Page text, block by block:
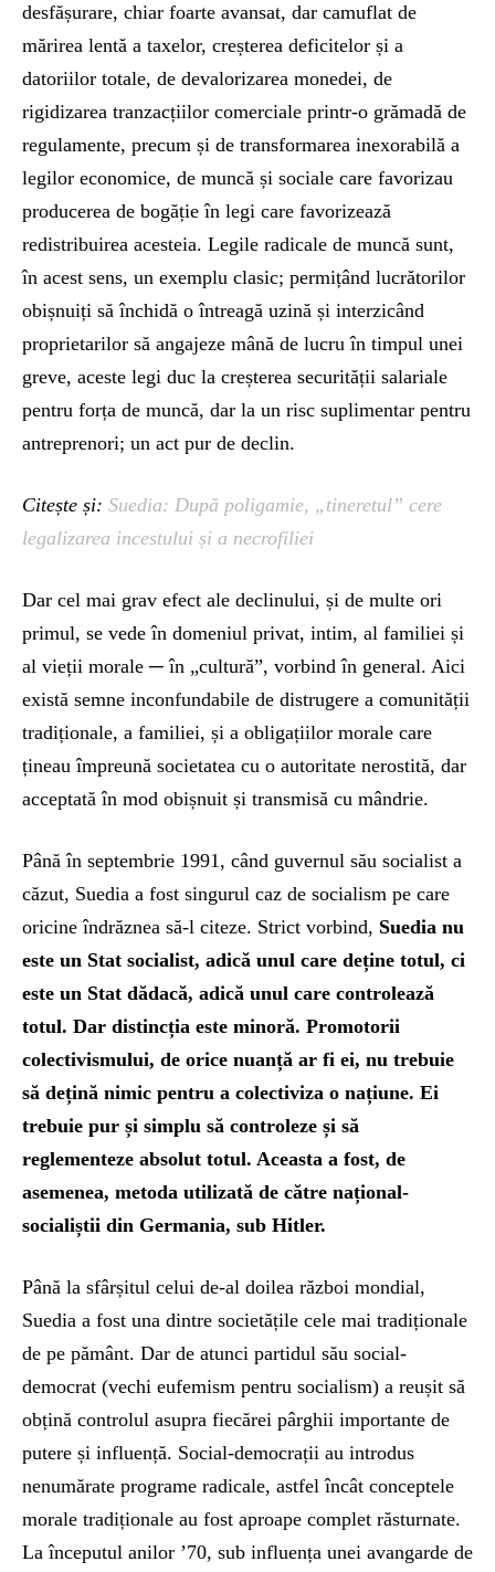
desfășurare, chiar foarte avansat, dar camuflat de
mărirea lentă a taxelor, creșterea deficitelor și a
datoriilor totale, de devalorizarea monedei, de
rigidizarea tranzacțiilor comerciale printr-o grămadă de
regulamente, precum și de transformarea inexorabilă a
legilor economice, de muncă și sociale care favorizau
producerea de bogăție în legi care favorizează
redistribuirea acesteia. Legile radicale de muncă sunt,
în acest sens, un exemplu clasic; permițând lucrătorilor
obișnuiți să închidă o întreagă uzină și interzicând
proprietarilor să angajeze mână de lucru în timpul unei
greve, aceste legi duc la creșterea securității salariale
pentru forța de muncă, dar la un risc suplimentar pentru
antreprenori; un act pur de declin.
Citește și: Suedia: După poligamie, „tineretul” cere
legalizarea incestului și a necrofiliei
Dar cel mai grav efect ale declinului, și de multe ori
primul, se vede în domeniul privat, intim, al familiei și
al vieții morale ─ în „cultură”, vorbind în general. Aici
există semne inconfundabile de distrugere a comunității
tradiționale, a familiei, și a obligațiilor morale care
țineau împreună societatea cu o autoritate nerostită, dar
acceptată în mod obișnuit și transmisă cu mândrie.
Până în septembrie 1991, când guvernul său socialist a
căzut, Suedia a fost singurul caz de socialism pe care
oricine îndrăznea să-l citeze. Strict vorbind, Suedia nu
este un Stat socialist, adică unul care deține totul, ci
este un Stat dădacă, adică unul care controlează
totul. Dar distincția este minoră. Promotorii
colectivismului, de orice nuanță ar fi ei, nu trebuie
să dețină nimic pentru a colectiviza o națiune. Ei
trebuie pur și simplu să controleze și să
reglementeze absolut totul. Aceasta a fost, de
asemenea, metoda utilizată de către național-
socialiștii din Germania, sub Hitler.
Până la sfârșitul celui de-al doilea război mondial,
Suedia a fost una dintre societățile cele mai tradiționale
de pe pământ. Dar de atunci partidul său social-
democrat (vechi eufemism pentru socialism) a reușit să
obțină controlul asupra fiecărei pârghii importante de
putere și influență. Social-democrații au introdus
nenumărate programe radicale, astfel încât conceptele
morale tradiționale au fost aproape complet răsturnate.
La începutul anilor ’70, sub influența unei avangarde de